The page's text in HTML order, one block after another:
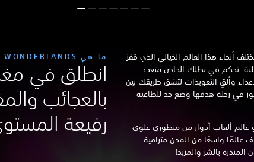
ما هي TINY TINA'S WONDERLANDS؟
انطلق في
بالعجائب
رفيعة
هذا العالم الخيالي الذي قفز
تحكم في بطلك الخاص متعدد
وألقِ التعويذات لتشق طريقك بين
في رحلة هدفها وضع حد للطاغية
عالم ألعاب أدوار من منظوري علوي
عالمًا واسعًا من المدن مترامية
المنذرة بالشر والمزيد!